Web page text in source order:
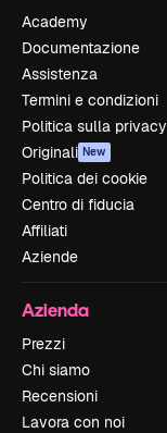
Academy
Documentazione
Assistenza
Termini e condizioni
Politica sulla privacy
Originali New
Politica dei cookie
Centro di fiducia
Affiliati
Aziende
Azienda
Prezzi
Chi siamo
Recensioni
Lavora con noi